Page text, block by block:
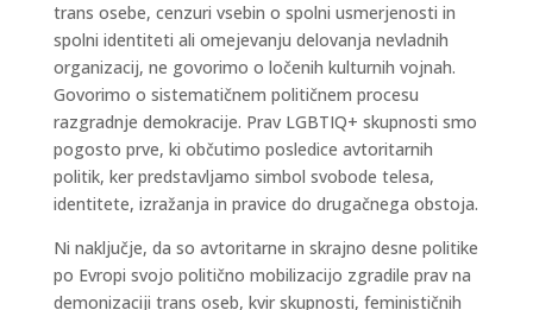
trans osebe, cenzuri vsebin o spolni usmerjenosti in
spolni identiteti ali omejevanju delovanja nevladnih
organizacij, ne govorimo o ločenih kulturnih vojnah.
Govorimo o sistematičnem političnem procesu
razgradnje demokracije. Prav LGBTIQ+ skupnosti smo
pogosto prve, ki občutimo posledice avtoritarnih
politik, ker predstavljamo simbol svobode telesa,
identitete, izražanja in pravice do drugačnega obstoja.
Ni naključje, da so avtoritarne in skrajno desne politike
po Evropi svojo politično mobilizacijo zgradile prav na
demonizaciji trans oseb, kvir skupnosti, feminističnih